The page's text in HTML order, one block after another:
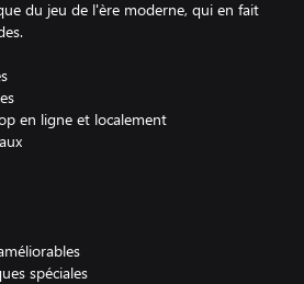
du jeu de l'ère moderne, qui en fait
en ligne et localement
spéciales